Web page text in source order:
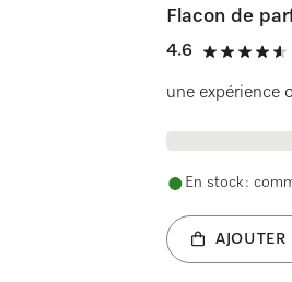
Flacon de
4.6
4.6 étoiles
une expérience
En stock :